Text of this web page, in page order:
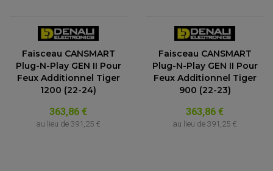
Faisceau CANSMART
Plug-N-Play GEN II Pour
Feux Additionnel Tiger
1200 (22-24)
363,86 €
au lieu de 391,25 €
Faisceau CANSMART
Plug-N-Play GEN II Pour
Feux Additionnel Tiger
900 (22-23)
363,86 €
au lieu de 391,25 €